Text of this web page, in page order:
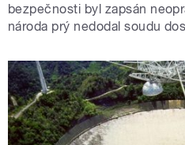
bezpečnosti byl zapsán
národa prý nedodal soudu